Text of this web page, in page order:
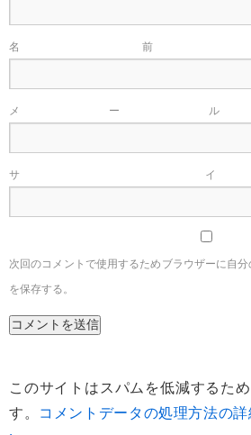
名
メ
サ
次回のコメントで使用するためブラウザーに自
を保存する。
このサイトはスパムを低減するた
す。
コメントデータの処理方法の